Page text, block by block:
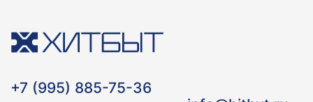
+7 (995) 885-75-36